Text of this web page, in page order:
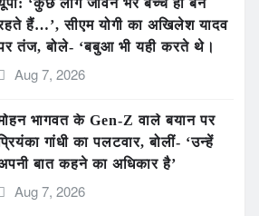
‘कुछ लोग जीवन भर बच्चे ही बने
हैं…’, सीएम योगी का अखिलेश यादव
तंज, बोले- ‘बबुआ भी यही करते थे।
Aug 7, 2026
भागवत के Gen-Z वाले बयान पर
गांधी का पलटवार, बोलीं- ‘उन्हें
बात कहने का अधिकार है’
Aug 7, 2026